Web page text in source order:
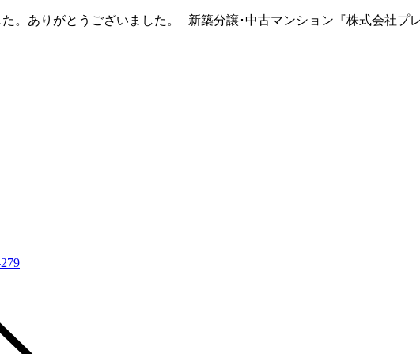
。ありがとうございました。 | 新築分譲･中古マンション『株式会社プ